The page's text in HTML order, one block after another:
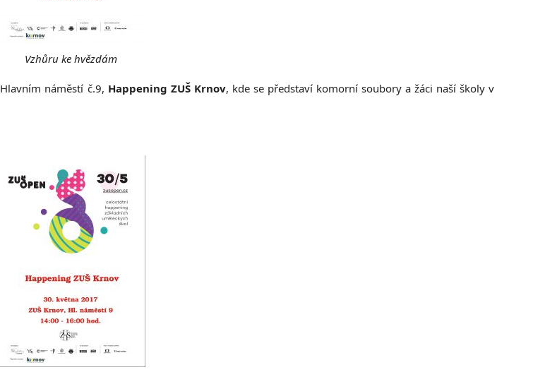
Vzhůru ke hvězdám
náměstí č.9, Happening ZUŠ Krnov, kde se představí komorní soubory a žáci naší školy v